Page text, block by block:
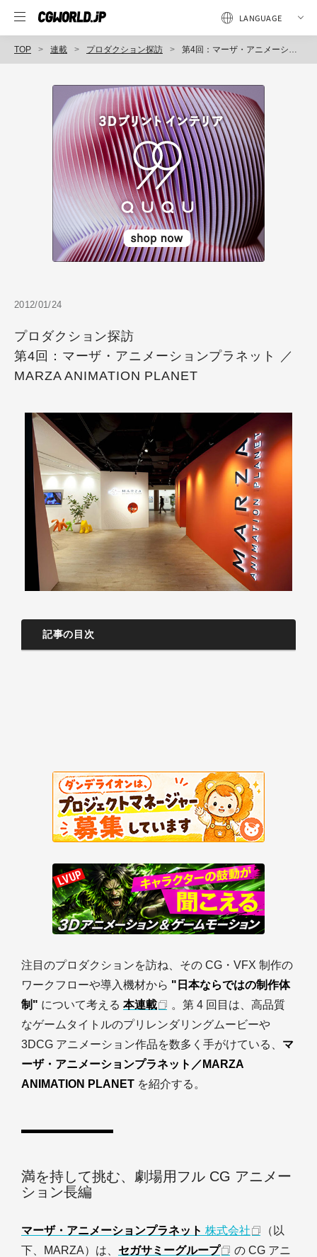
TOP 連載 プロダクション探訪 第4回：マーザ・アニメーションプラネット ／ MARZA ANIMATION PLANET
2012/01/24
プロダクション探訪
第4回：マーザ・アニメーションプラネット ／
MARZA ANIMATION PLANET
記事の目次
注目のプロダクションを訪ね、その CG・VFX 制作の
ワークフローや導入機材から "日本ならではの制作体
制" について考える 本連載
。第 4 回目は、高品質
なゲームタイトルのプリレンダリングムービーや
3DCG アニメーション作品を数多く手がけている、 マ
ーザ・アニメーションプラネット／MARZA
ANIMATION PLANET を紹介する。
満を持して挑む、劇場用フル CG アニメー
ション長編
マーザ・アニメーションプラネット 株式会社
（以
下、MARZA）は、 セガサミーグループ
の CG アニ